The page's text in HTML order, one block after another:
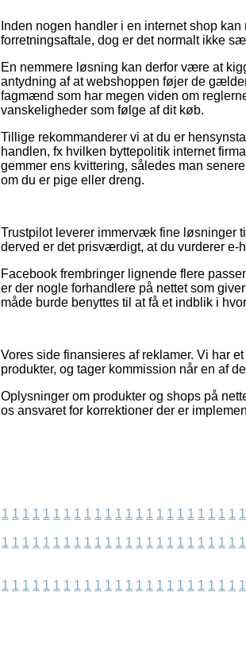
Inden nogen handler i en internet shop
forretningsaftale, dog er det normalt ikke
En nemmere løsning kan derfor være at
antydning af at webshoppen føjer de
fagmænd som har megen viden om
vanskeligheder som følge af dit køb.
Tillige rekommanderer vi at du er
handlen, fx hvilken byttepolitik internet
gemmer ens kvittering, således man
om du er pige eller dreng.
Trustpilot leverer immervæk fine løsninger
derved er det prisværdigt, at du vurderer
Facebook frembringer lignende flere
er der nogle forhandlere på nettet som
måde burde benyttes til at få et indblik i
Vores side finansieres af reklamer. Vi har
produkter, og tager kommission når en af
Oplysninger om produkter og shops på
os ansvaret for korrektioner der er
1 1 1 1 1 1 1 1 1 1 1 1 1 1 1 1 1 1 1 1 1 1 1 1
1 1 1 1 1 1 1 1 1 1 1 1 1 1 1 1 1 1 1 1 1 1 1 1
1 1 1 1 1 1 1 1 1 1 1 1 1 1 1 1 1 1 1 1 1 1 1 1